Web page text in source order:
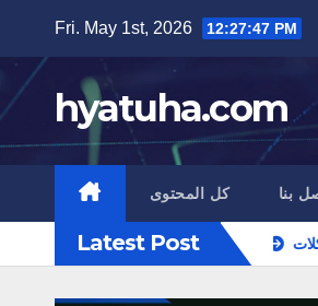
content
Fri. May 1st, 2026 12:27:47 PM
hyatuha.com
كل المحتوى بنا
Latest Post
الوصول إلى موارد المساعدة: المشكلات